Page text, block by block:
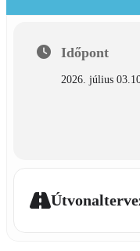
Időpont
2026. július 03.